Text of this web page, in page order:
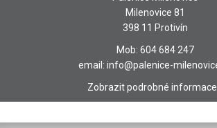
Milenovice 81
398 11 Protivín
Mob: 604 684 247
email: info@palenice-
Zobrazit podrobné informace...